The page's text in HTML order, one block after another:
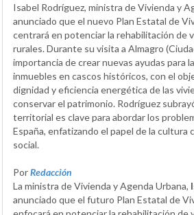
Isabel Rodríguez, ministra de Vivienda y
anunciado que el nuevo Plan Estatal de
centrará en potenciar la rehabilitación de
rurales. Durante su visita a Almagro
importancia de crear nuevas ayudas para
inmuebles en cascos históricos, con el
dignidad y eficiencia energética de las
conservar el patrimonio. Rodríguez
territorial es clave para abordar los
España, enfatizando el papel de la cultura
social.
PorRedacción
La ministra de Vivienda y Agenda Urbana,
anunciado que el futuro Plan Estatal de